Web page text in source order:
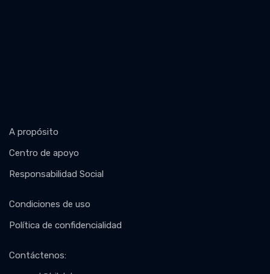
A propósito
Centro de apoyo
Responsabilidad Social
Condiciones de uso
Política de confidencialidad
Contáctenos: